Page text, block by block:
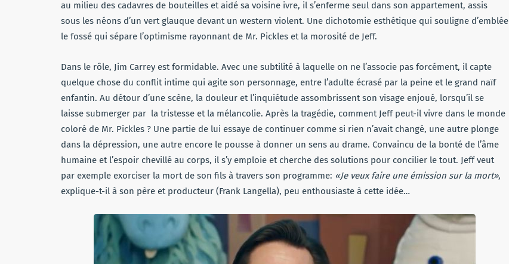
au milieu des cadavres de bouteilles et aidé sa voisine ivre, il s’enferme seul dans son appartement, assis
sous les néons d’un vert glauque devant un western violent. Une dichotomie esthétique qui souligne d’emblée
le fossé qui sépare l’optimisme rayonnant de Mr. Pickles et la morosité de Jeff.
Dans le rôle, Jim Carrey est formidable. Avec une subtilité à laquelle on ne l’associe pas forcément, il capte
quelque chose du conflit intime qui agite son personnage, entre l’adulte écrasé par la peine et le grand naïf
enfantin. Au détour d’une scène, la douleur et l’inquiétude assombrissent son visage enjoué, lorsqu’il se
laisse submerger par la tristesse et la mélancolie. Après la tragédie, comment Jeff peut-il vivre dans le monde
coloré de Mr. Pickles ? Une partie de lui essaye de continuer comme si rien n’avait changé, une autre plonge
dans la dépression, une autre encore le pousse à donner un sens au drame. Convaincu de la bonté de l’âme
humaine et l’espoir chevillé au corps, il s’y emploie et cherche des solutions pour concilier le tout. Jeff veut
par exemple exorciser la mort de son fils à travers son programme: «Je veux faire une émission sur la mort»,
explique-t-il à son père et producteur (Frank Langella), peu enthousiaste à cette idée…